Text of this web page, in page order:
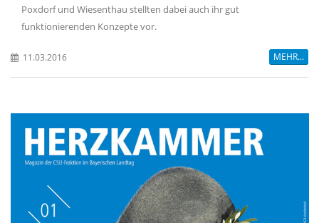
Poxdorf und Wiesenthau stellten dabei auch ihr gut
funktionierenden Konzepte vor.
11.03.2016 MEHR...